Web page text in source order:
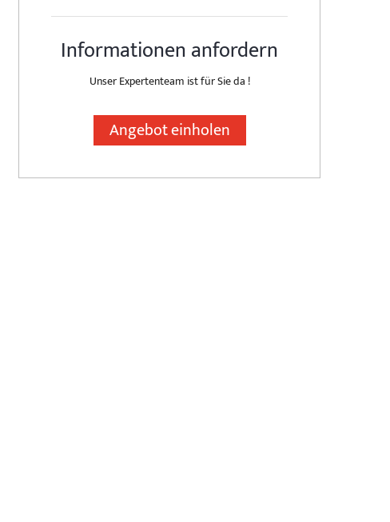
Informationen anfordern
Unser Expertenteam ist für Sie da !
Angebot einholen